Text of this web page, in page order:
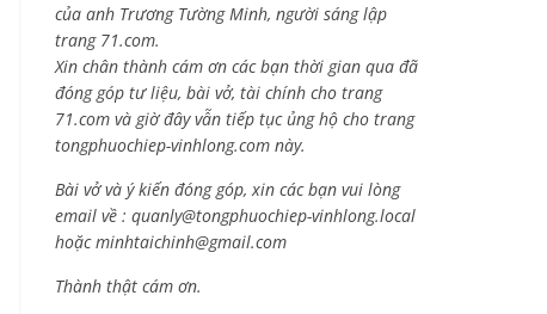
của anh Trương Tường Minh, người sáng lập
trang 71.com.
Xin chân thành cám ơn các bạn thời gian qua đã
đóng góp tư liệu, bài vở, tài chính cho trang
71.com và giờ đây vẫn tiếp tục ủng hộ cho trang
tongphuochiep-vinhlong.com này.
Bài vở và ý kiến đóng góp, xin các bạn vui lòng
email về : quanly@tongphuochiep-vinhlong.local
hoặcminhtaichinh@gmail.com
Thành thật cám ơn.